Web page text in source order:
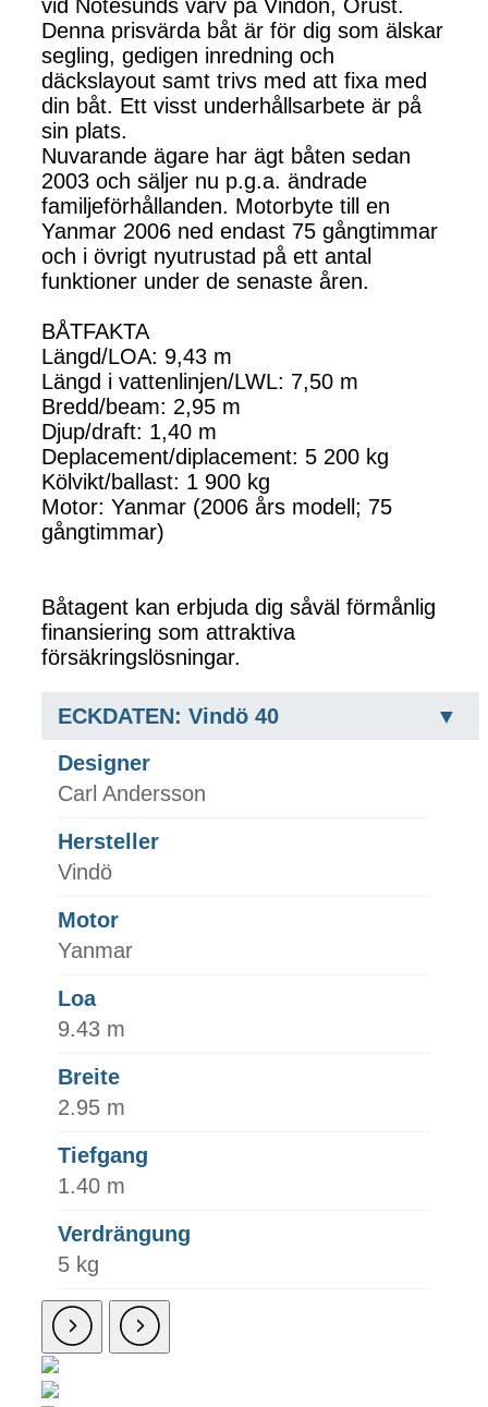
vid Nötesunds varv på Vindön, Orust.
Denna prisvärda båt är för dig som älskar
segling, gedigen inredning och
däckslayout samt trivs med att fixa med
din båt. Ett visst underhållsarbete är på
sin plats.
Nuvarande ägare har ägt båten sedan
2003 och säljer nu p.g.a. ändrade
familjeförhållanden. Motorbyte till en
Yanmar 2006 ned endast 75 gångtimmar
och i övrigt nyutrustad på ett antal
funktioner under de senaste åren.
BÅTFAKTA
Längd/LOA: 9,43 m
Längd i vattenlinjen/LWL: 7,50 m
Bredd/beam: 2,95 m
Djup/draft: 1,40 m
Deplacement/diplacement: 5 200 kg
Kölvikt/ballast: 1 900 kg
Motor: Yanmar (2006 års modell; 75
gångtimmar)
Båtagent kan erbjuda dig såväl förmånlig
finansiering som attraktiva
försäkringslösningar.
ECKDATEN: Vindö 40
Designer
Carl Andersson
Hersteller
Vindö
Motor
Yanmar
Loa
9.43 m
Breite
2.95 m
Tiefgang
1.40 m
Verdrängung
5 kg